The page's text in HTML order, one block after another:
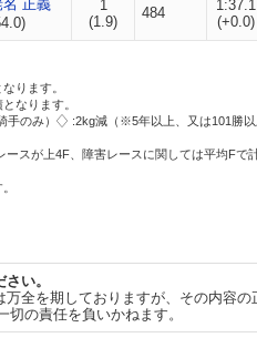
名 正義
1
(1.9)
484
1:37.1
(+0.0)
ります。
なります。
のみ）
:2kg減（※5年以上、又は101勝
スが上4F、障害レースに関しては平均Fで
い。
全を期しておりますが、その内容
の責任を負いかねます。